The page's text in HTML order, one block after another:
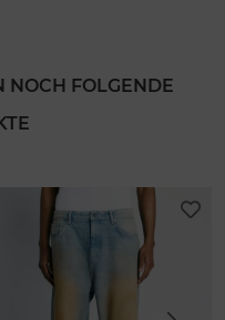
NOCH FOLGENDE